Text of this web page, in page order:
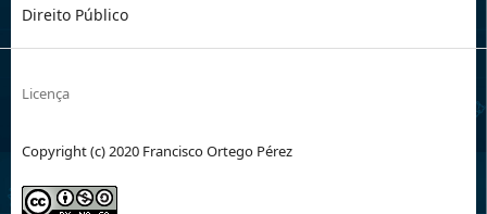
Direito Público
Licença
Copyright (c) 2020 Francisco Ortego Pérez